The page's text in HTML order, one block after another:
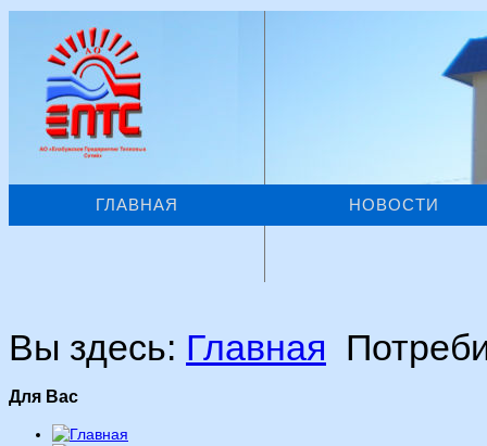
ГЛАВНАЯ НОВОСТИ
Вы здесь: Главная
Для Вас